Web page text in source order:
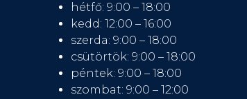
hétfő: 9:00 – 18:00
kedd: 12:00 – 16:00
szerda: 9:00 – 18:00
csütörtök: 9:00 – 18:00
péntek: 9:00 – 18:00
szombat: 9:00 – 12:00